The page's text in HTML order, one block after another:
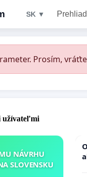
SK ▼
Prosím,
užívateľmi
NÁVRHU
SLOVENSKU